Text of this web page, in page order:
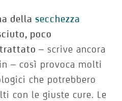
della secchezza
poco
– scrive ancora
– così provoca molti
che potrebbero
con le giuste cure. Le